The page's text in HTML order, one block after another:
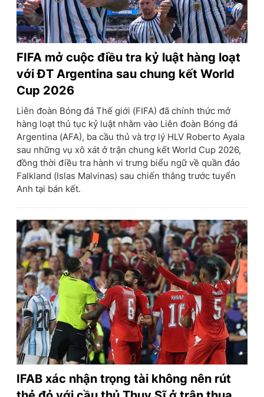
FIFA mở cuộc điều tra kỷ luật hàng loạt
với ĐT Argentina sau chung kết World
Cup 2026
Liên đoàn Bóng đá Thế giới (FIFA) đã chính thức mở
hàng loạt thủ tục kỷ luật nhằm vào Liên đoàn Bóng đá
Argentina (AFA), ba cầu thủ và trợ lý HLV Roberto Ayala
sau những vụ xô xát ở trận chung kết World Cup 2026,
đồng thời điều tra hành vi trưng biểu ngữ về quần đảo
Falkland (Islas Malvinas) sau chiến thắng trước tuyển
Anh tại bán kết.
IFAB xác nhận trọng tài không nên rút